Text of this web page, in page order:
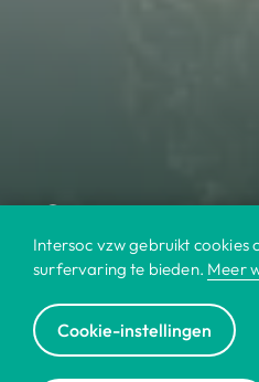
Intersoc vzw gebruikt cookies
surfervaring te bieden. Meer
Cookie-instellingen